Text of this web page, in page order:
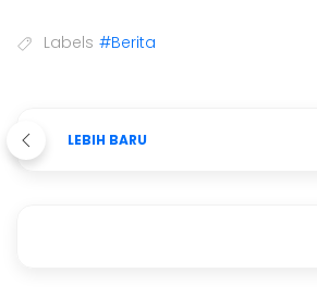
Labels #Berita
LEBIH BARU